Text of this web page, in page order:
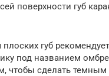
поверхности губ
губ
под названием
чтобы сделать темным